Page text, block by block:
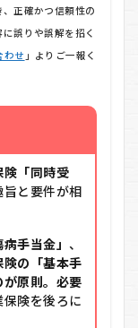
、正確かつ信頼性の
誤りや誤解を招く
わせ 」よりご一報く
険「同時受
旨と要件が相
手当金」、
険の「基本手
原則。必要
保険を後ろに